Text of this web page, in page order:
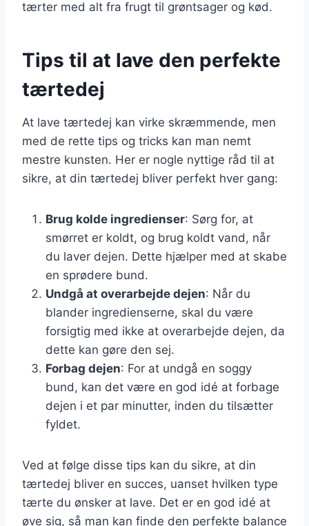
tærter med alt fra frugt til grøntsager og kød.
Tips til at lave den perfekte
tærtedej
At lave tærtedej kan virke skræmmende, men
med de rette tips og tricks kan man nemt
mestre kunsten. Her er nogle nyttige råd til at
sikre, at din tærtedej bliver perfekt hver gang:
Brug kolde ingredienser: Sørg for, at
smørret er koldt, og brug koldt vand, når
du laver dejen. Dette hjælper med at skabe
en sprødere bund.
Undgå at overarbejde dejen: Når du
blander ingredienserne, skal du være
forsigtig med ikke at overarbejde dejen, da
dette kan gøre den sej.
Forbag dejen: For at undgå en soggy
bund, kan det være en god idé at forbage
dejen i et par minutter, inden du tilsætter
fyldet.
Ved at følge disse tips kan du sikre, at din
tærtedej bliver en succes, uanset hvilken type
tærte du ønsker at lave. Det er en god idé at
øve sig, så man kan finde den perfekte balance